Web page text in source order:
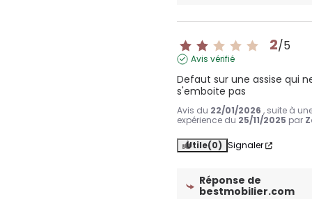
2/5
Avis vérifié
Defaut sur une assise qui
s'emboite pas
Avis du 22/01/2026 , suite à
expérience du 25/11/2025 par
Utile(0) Signaler
Réponse de
bestmobilier.com